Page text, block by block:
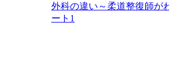
外科の違い～柔道整復師が
ート1